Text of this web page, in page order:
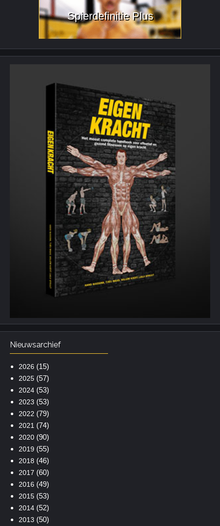
Spierdefinitie Plus
Nieuwsarchief
2026 (15)
2025(57)
2024(53)
2023 (53)
2022 (79)
2021 (74)
2020(90)
2019 (55)
2018 (46)
2017 (60)
2016 (49)
2015(53)
2014(52)
2013 (50)